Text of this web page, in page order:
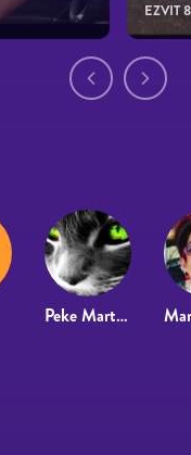
EZVIT
Peke Martinez